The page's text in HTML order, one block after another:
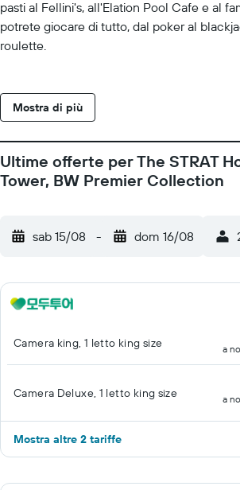
pasti al Fellini's, all'Elation Pool Cafe e al
potrete giocare di tutto, dal poker al
roulette.
Mostra di più
Ultime offerte per The STRAT
Tower, BW Premier Collection
sab 15/08 - dom 16/08
Camera king, 1 letto king size a
Camera Deluxe, 1 letto king size a
Mostra altre 2 tariffe